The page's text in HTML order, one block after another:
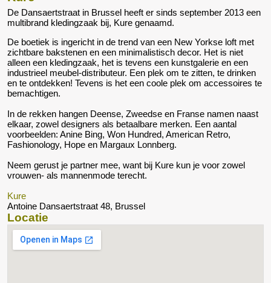
De Dansaertstraat in Brussel heeft er sinds september 2013 een
multibrand kledingzaak bij, Kure genaamd.
De boetiek is ingericht in de trend van een New Yorkse loft met
zichtbare bakstenen en een minimalistisch decor. Het is niet
alleen een kledingzaak, het is tevens een kunstgalerie en een
industrieel meubel-distributeur. Een plek om te zitten, te drinken
en te ontdekken! Tevens is het een coole plek om accessoires te
bemachtigen.
In de rekken hangen Deense, Zweedse en Franse namen naast
elkaar, zowel designers als betaalbare merken. Een aantal
voorbeelden: Anine Bing, Won Hundred, American Retro,
Fashionology, Hope en Margaux Lonnberg.
Neem gerust je partner mee, want bij Kure kun je voor zowel
vrouwen- als mannenmode terecht.
Kure
Antoine Dansaertstraat 48, Brussel
Locatie